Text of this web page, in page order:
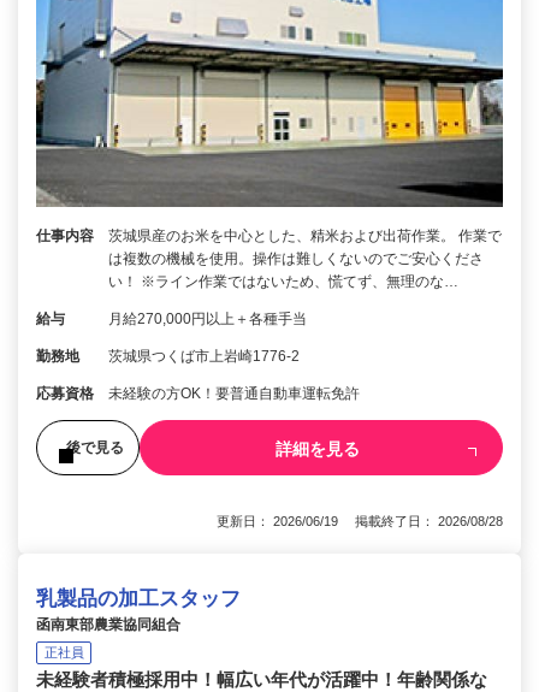
仕事内容
茨城県産のお米を中心とした、精米および出荷作業。 作業で
は複数の機械を使用。操作は難しくないのでご安心くださ
い！ ※ライン作業ではないため、慌てず、無理のな…
給与 月給270,000円以上＋各種手当
勤務地 茨城県つくば市上岩崎1776-2
応募資格 未経験の方OK！要普通自動車運転免許
後で見る 詳細を見る
更新日： 2026/06/19 掲載終了日： 2026/08/28
乳製品の加工スタッフ
函南東部農業協同組合
正社員
未経験者積極採用中！幅広い年代が活躍中！年齢関係な